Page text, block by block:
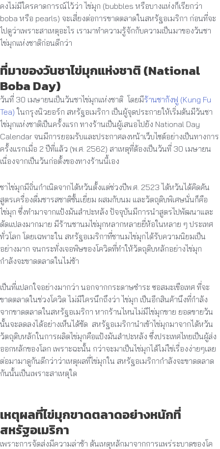
คงไม่มีใครคาดการณ์ไว้ว่า ไข่มุก (bubbles หรือบางแห่งก็เรียกว่า
boba หรือ pearls) จะเสี่ยงต่อการขาดตลาดในสหรัฐอเมริกา ก่อนที่จะ
ไปดูว่าเพราะสาเหตุอะไร เรามาทำความรู้จักกับความเป็นมาของวันชา
ไข่มุกแห่งชาติก่อนดีกว่า
ที่มาของวันชาไข่มุกแห่งชาติ (National
Boba Day)
วันที่ 30 เมษายนเป็นวันชาไข่มุกแห่งชาติ โดยมีร้านชากังฟู (Kung Fu
Tea) ในกรุงนิวยอร์ก สหรัฐอเมริกา เป็นผู้จุดประกายให้เริ่มต้นมีวันชา
ไข่มุกแห่งชาติเป็นครั้งแรก ทางร้านเป็นผู้เสนอไปยัง National Day
Calendar จนมีการยอมรับและประกาศลงหน้าเว็บไซต์อย่างเป็นทางการ
ครั้งแรกเมื่อ 2 ปีที่แล้ว (พ.ศ. 2562) สาเหตุที่ต้องเป็นวันที่ 30 เมษายน
เนื่องจากเป็นวันก่อตั้งของทางร้านนี้เอง
ชาไข่มุกมีถิ่นกำเนิดจากไต้หวันตั้งแต่ช่วงปีพ.ศ. 2523 ไต้หวันได้คิดค้น
สูตรเครื่องดื่มชารสชาติชั้นเยี่ยม ผสมกับนม และวัตถุดิบพิเศษนั่นก็คือ
ไข่มุก ซึ่งทำมาจากแป้งมันสำปะหลัง ปัจจุบันมีการนำสูตรไปพัฒนาและ
ดัดแปลงมากมาย มีร้านชานมไข่มุกหลากหลายยี่ห้อในหลาย ๆ ประเทศ
ทั่วโลก โดยเฉพาะใน สหรัฐอเมริกาที่ชานมไข่มุกได้รับความนิยมเป็น
อย่างมาก จนกระทั่งเจอพิษของโควิดที่ทำให้วัตถุดิบหลักอย่างไข่มุก
กำลังจะขาดตลาดในไม่ช้า
เป็นที่แปลกใจอย่างมากว่า นอกจากกระดาษชำระ ซอสมะเขือเทศ ที่จะ
ขาดตลาดในช่วงโควิด ไม่มีใครนึกถึงว่า ไข่มุก เป็นอีกสินค้านึงที่กำลัง
จากขาดตลาดในสหรัฐอเมริกา หากร้านไหนไม่มีไข่มุกขาย ยอดขายวัน
นั้นจะลดลงได้อย่างเห็นได้ชัด สหรัฐอเมริกานำเข้าไข่มุกมาจากไต้หวัน
วัตถุดิบหลักในการผลิตไข่มุกคือแป้งมันสำปะหลัง ซึ่งประเทศไทยเป็นผู้ส่ง
ออกหลักของโลก เพราะฉะนั้น กว่าจะมาเป็นไข่มุกได้ไม่ใช่เรื่องง่ายๆเลย
ต่อมามาดูกันดีกว่าว่าเหตุผลที่ไข่มุกใน สหรัฐอเมริกากำลังจะขาดตลาด
กันนั้นเป็นเพราะสาเหตุใด
เหตุผลที่ไข่มุกขาดตลาดอย่างหนักที่
สหรัฐอเมริกา
เพราะการจัดส่งมีความล่าช้า ต้นเหตุหลักมาจากการแพร่ระบาดของโค